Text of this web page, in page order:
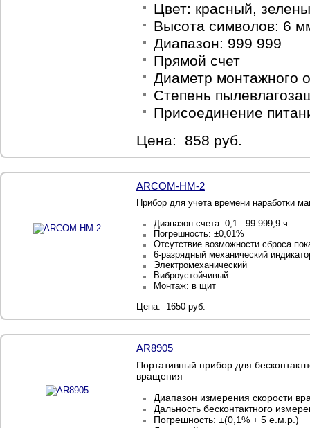
Цвет: красный,
Высота символов: 6
Диапазон: 999 999
Прямой счет
Диаметр монтажного
Степень
Присоединение
Цена: 858 руб.
ARCOM-HM-2
Прибор для учета времени наработки
Диапазон счета: 0,1...99 999,9 ч
Погрешность: ±0,01%
Отсутствие возможности сброса
6-разрядный механический
Электромеханический
Виброустойчивый
Монтаж: в щит
Цена: 1650 руб.
AR8905
Портативный прибор для
вращения
Диапазон измерения скорости
Дальность бесконтактного
Погрешность: ±(0,1% + 5 е.м.р.)